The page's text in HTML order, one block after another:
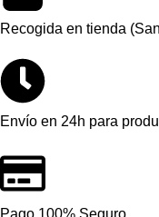
Recogida en tienda
Envío en 24h para